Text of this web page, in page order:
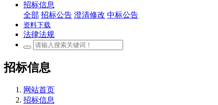
招标信息
全部 招标公告 澄清修改 中标公告
资料下载
法律法规
招标信息
网站首页
招标信息